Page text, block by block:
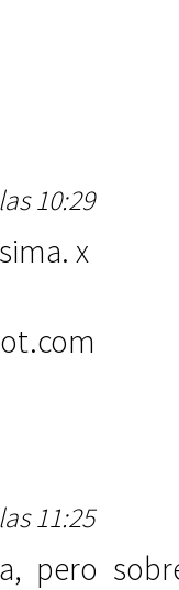
10:29
x
11:25
pero